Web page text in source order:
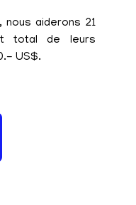
aiderons 21
total de leurs
US$.